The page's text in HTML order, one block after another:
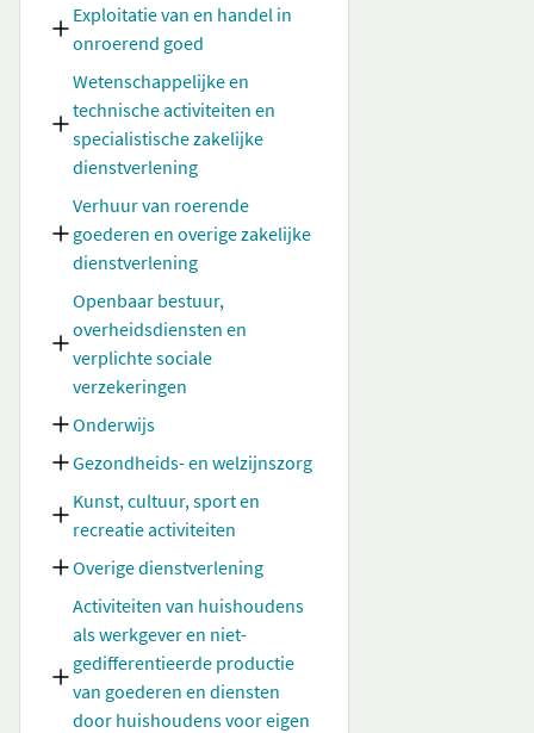
Exploitatie van en handel in
onroerend goed
Wetenschappelijke en
technische activiteiten en
specialistische zakelijke
dienstverlening
Verhuur van roerende
goederen en overige zakelijke
dienstverlening
Openbaar bestuur,
overheidsdiensten en
verplichte sociale
verzekeringen
Onderwijs
Gezondheids- en welzijnszorg
Kunst, cultuur, sport en
recreatie activiteiten
Overige dienstverlening
Activiteiten van huishoudens
als werkgever en niet-
gedifferentieerde productie
van goederen en diensten
door huishoudens voor eigen